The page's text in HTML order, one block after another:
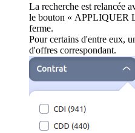
La recherche est relancée
le bouton « APPLIQUER
ferme.
Pour certains d'entre eux,
d'offres correspondant.